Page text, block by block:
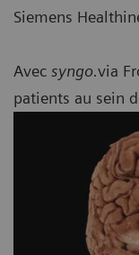
Siemens
Avec syngo.via
patients au sein